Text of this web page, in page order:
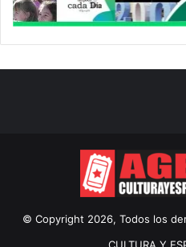
© Copyright 2026, Todos los
CULTURA Y